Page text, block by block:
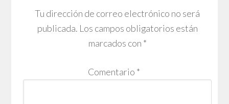
Tu dirección de correo electrónico no será
publicada. Los campos obligatorios están
marcados con *
Comentario *